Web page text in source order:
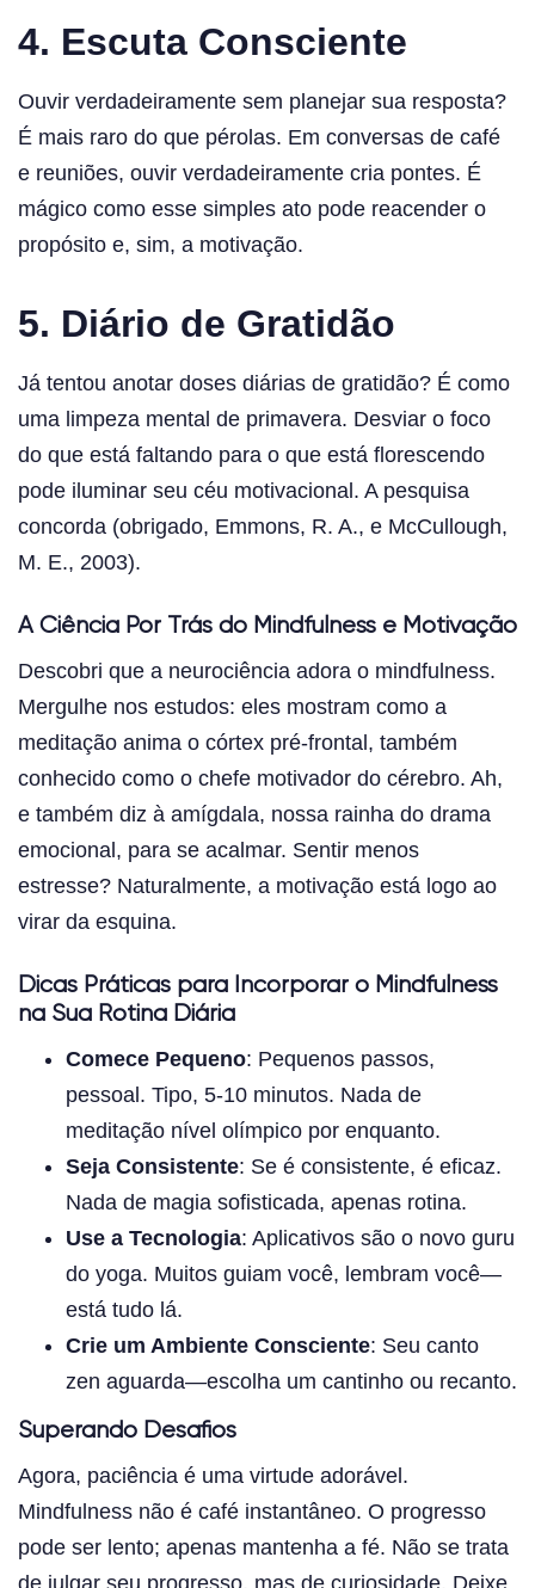
4. Escuta Consciente
Ouvir verdadeiramente sem planejar sua resposta?
É mais raro do que pérolas. Em conversas de café
e reuniões, ouvir verdadeiramente cria pontes. É
mágico como esse simples ato pode reacender o
propósito e, sim, a motivação.
5. Diário de Gratidão
Já tentou anotar doses diárias de gratidão? É como
uma limpeza mental de primavera. Desviar o foco
do que está faltando para o que está florescendo
pode iluminar seu céu motivacional. A pesquisa
concorda (obrigado, Emmons, R. A., e McCullough,
M. E., 2003).
A Ciência Por Trás do Mindfulness e Motivação
Descobri que a neurociência adora o mindfulness.
Mergulhe nos estudos: eles mostram como a
meditação anima o córtex pré-frontal, também
conhecido como o chefe motivador do cérebro. Ah,
e também diz à amígdala, nossa rainha do drama
emocional, para se acalmar. Sentir menos
estresse? Naturalmente, a motivação está logo ao
virar da esquina.
Dicas Práticas para Incorporar o Mindfulness
na Sua Rotina Diária
Comece Pequeno: Pequenos passos,
pessoal. Tipo, 5-10 minutos. Nada de
meditação nível olímpico por enquanto.
Seja Consistente: Se é consistente, é eficaz.
Nada de magia sofisticada, apenas rotina.
Use a Tecnologia: Aplicativos são o novo guru
do yoga. Muitos guiam você, lembram você—
está tudo lá.
Crie um Ambiente Consciente: Seu canto
zen aguarda—escolha um cantinho ou recanto.
Superando Desafios
Agora, paciência é uma virtude adorável.
Mindfulness não é café instantâneo. O progresso
pode ser lento; apenas mantenha a fé. Não se trata
de julgar seu progresso, mas de curiosidade. Deixe